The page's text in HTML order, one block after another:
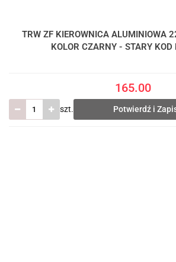
TRW ZF KIEROWNICA ALUMINIOWA
KOLOR CZARNY - STARY
165.00
szt. Potwierdź i